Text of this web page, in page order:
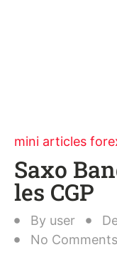
mini articles
Saxo
les CGP
By user
No Comments